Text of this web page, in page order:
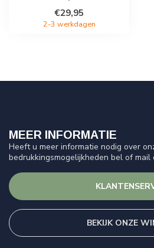
€29,95
2-3 werkdagen
MEER INFORMATIE
Heeft u meer informatie nodig over
bedrukkingsmogelijkheden bel of mail
BEKIJK ONZE